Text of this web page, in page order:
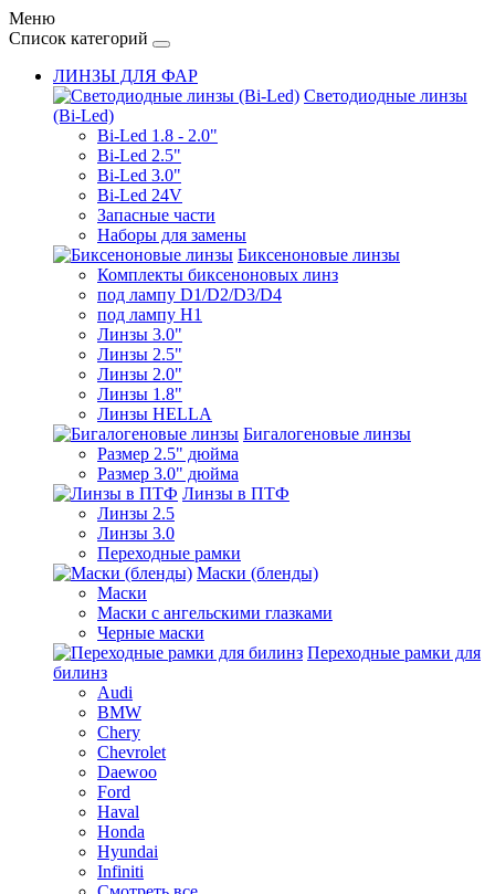
Меню
Список категорий
ЛИНЗЫ ДЛЯ ФАР
Светодиодные линзы
(Bi-Led)
Bi-Led 1.8 - 2.0"
Bi-Led 2.5"
Bi-Led 3.0"
Bi-Led 24V
Запасные части
Наборы для замены
Биксеноновые линзы
Комплекты биксеноновых линз
под лампу D1/D2/D3/D4
под лампу Н1
Линзы 3.0"
Линзы 2.5"
Линзы 2.0"
Линзы 1.8"
Линзы HELLA
Бигалогеновые линзы
Размер 2.5" дюйма
Размер 3.0" дюйма
Линзы в ПТФ
Линзы 2.5
Линзы 3.0
Переходные рамки
Маски (бленды)
Маски
Маски с ангельскими глазками
Черные маски
Переходные рамки для
билинз
Audi
BMW
Chery
Chevrolet
Daewoo
Ford
Haval
Honda
Hyundai
Infiniti